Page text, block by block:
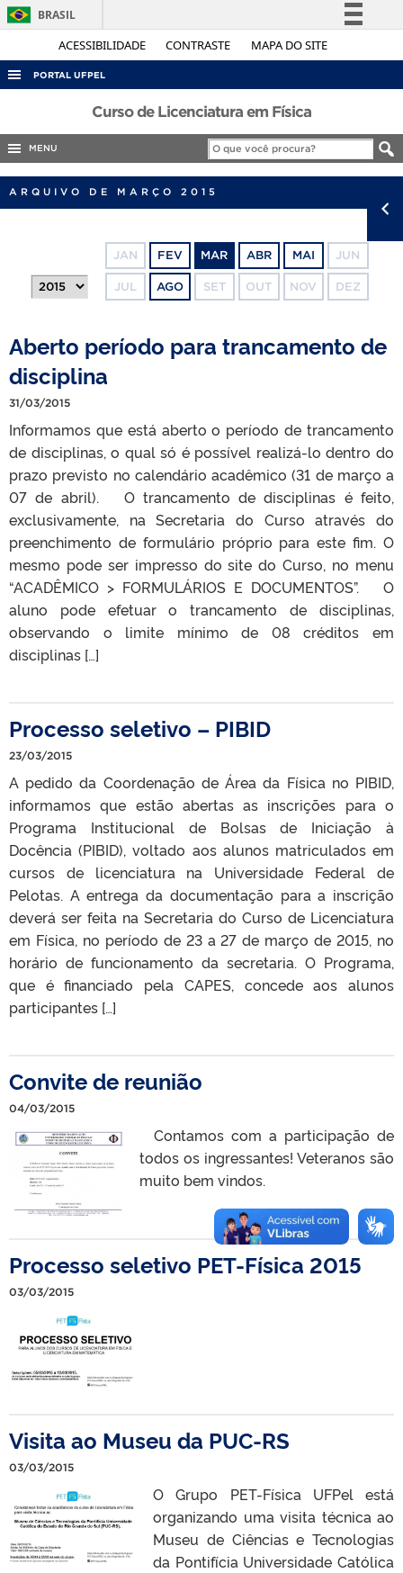
ACESSIBILIDADE CONTRASTE MAPA DO SITE
BRASIL
Simplifique!
Legislação
Canais
PORTAL UFPEL
ACESSO À INFORMAÇÃO
AUDITORIA
CONCURSOS
OUVIDORIA
TELEFONES
Curso de Licenciatura em Física
MENU
ARQUIVO DE MARÇO 2015
JAN FEV MAR ABR MAI JUN
JUL AGO SET OUT NOV DEZ
Aberto período para trancamento de
disciplina
31/03/2015
Informamos que está aberto o período de trancamento
de disciplinas, o qual só é possível realizá-lo dentro do
prazo previsto no calendário acadêmico (31 de março a
07 de abril). O trancamento de disciplinas é feito,
exclusivamente, na Secretaria do Curso através do
preenchimento de formulário próprio para este fim. O
mesmo pode ser impresso do site do Curso, no menu
“ACADÊMICO > FORMULÁRIOS E DOCUMENTOS”. O
aluno pode efetuar o trancamento de disciplinas,
observando o limite mínimo de 08 créditos em
disciplinas […]
Processo seletivo – PIBID
23/03/2015
A pedido da Coordenação de Área da Física no PIBID,
informamos que estão abertas as inscrições para o
Programa Institucional de Bolsas de Iniciação à
Docência (PIBID), voltado aos alunos matriculados em
cursos de licenciatura na Universidade Federal de
Pelotas. A entrega da documentação para a inscrição
deverá ser feita na Secretaria do Curso de Licenciatura
em Física, no período de 23 a 27 de março de 2015, no
horário de funcionamento da secretaria. O Programa,
que é financiado pela CAPES, concede aos alunos
participantes […]
Convite de reunião
04/03/2015
Contamos com a participação de
todos os ingressantes! Veteranos são
muito bem vindos.
Processo seletivo PET-Física 2015
03/03/2015
Visita ao Museu da PUC-RS
03/03/2015
O Grupo PET-Física UFPel está
organizando uma visita técnica ao
Museu de Ciências e Tecnologias
da Pontifícia Universidade Católica